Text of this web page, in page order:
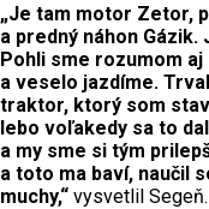
„Je tam motor Zetor,
a predný náhon
Pohli sme rozumom
a veselo jazdíme.
traktor, ktorý som
lebo voľakedy sa to
a my sme si tým
a toto ma baví, naučil
muchy,“ vysvetlil Segeň.